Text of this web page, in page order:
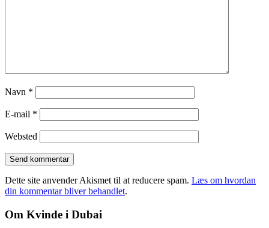
Navn *
E-mail *
Websted
Dette site anvender Akismet til at reducere spam. Læs om hvordan
din kommentar bliver behandlet.
Om Kvinde i Dubai